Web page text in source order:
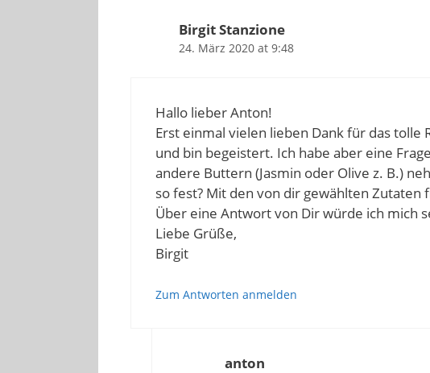
Birgit Stanzione
24. März 2020 at 9:48
Hallo lieber Anton!
Erst einmal vielen lieben Dank für das tolle
und bin begeistert. Ich habe aber eine
andere Buttern (Jasmin oder Olive z. B.)
so fest? Mit den von dir gewählten Zutaten
Über eine Antwort von Dir würde ich mich
Liebe Grüße,
Birgit
Zum Antworten anmelden
anton